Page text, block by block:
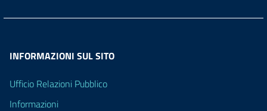
INFORMAZIONI SUL SITO
Ufficio Relazioni Pubblico
Informazioni